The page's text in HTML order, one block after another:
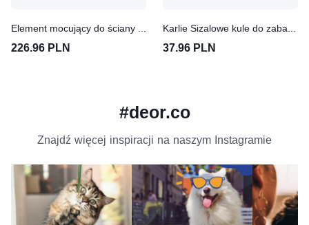
226.96 PLN 37.96 PLN
#deor.co
Znajdź więcej inspiracji na naszym Instagramie